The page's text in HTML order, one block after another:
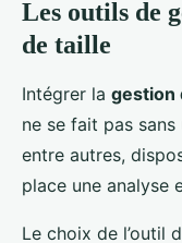
Les outils de
de taille
Intégrer la gestion
ne se fait pas
entre autres,
place une analyse
Le choix de l’outil